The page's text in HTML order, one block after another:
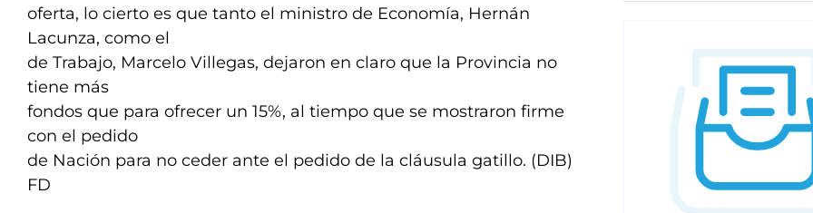
oferta, lo cierto es que tanto el ministro de Economía, Hernán
Lacunza, como el
de Trabajo, Marcelo Villegas, dejaron en claro que la Provincia no
tiene más
fondos que para ofrecer un 15%, al tiempo que se mostraron firme
con el pedido
de Nación para no ceder ante el pedido de la cláusula gatillo. (DIB)
FD